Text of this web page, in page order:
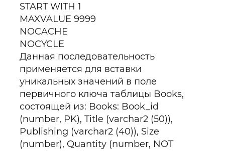
START WITH 1
MAXVALUE 9999
NOCACHE
NOCYCLE
Данная последовательность
применяется для вставки
уникальных значений в поле
первичного ключа таблицы Books,
состоящей из: Books: Book_id
(number, PK), Title (varchar2 (50)),
Publishing (varchar2 (40)), Size
(number), Quantity (number, NOT